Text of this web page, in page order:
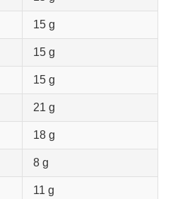
15 g
15 g
15 g
21 g
18 g
8 g
11 g